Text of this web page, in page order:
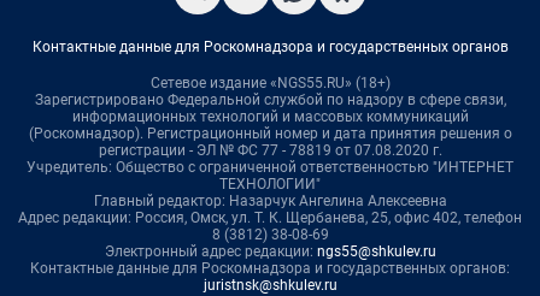
Контактные данные для Роскомнадзора и государственных органов
Сетевое издание «NGS55.RU» (18+)
Зарегистрировано Федеральной службой по надзору в сфере связи,
информационных технологий и массовых коммуникаций
(Роскомнадзор). Регистрационный номер и дата принятия решения о
регистрации - ЭЛ № ФС 77 - 78819 от 07.08.2020 г.
Учредитель: Общество с ограниченной ответственностью "ИНТЕРНЕТ
ТЕХНОЛОГИИ"
Главный редактор: Назарчук Ангелина Алексеевна
Адрес редакции: Россия, Омск, ул. Т. К. Щербанева, 25, офис 402, телефон
8 (3812) 38-08-69
Электронный адрес редакции: ngs55@shkulev.ru
Контактные данные для Роскомнадзора и государственных органов:
juristnsk@shkulev.ru